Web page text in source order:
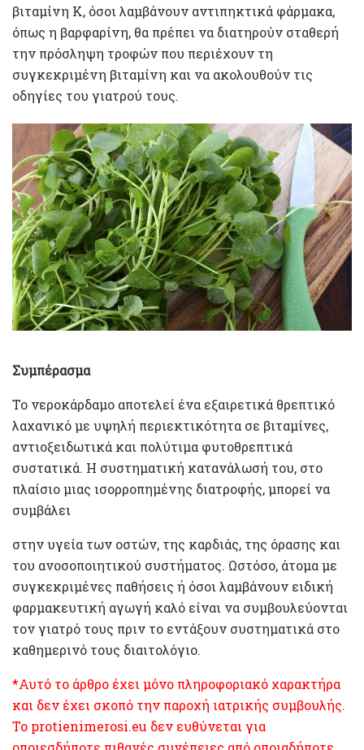
βιταμίνη Κ, όσοι λαμβάνουν αντιπηκτικά φάρμακα,
όπως η βαρφαρίνη, θα πρέπει να διατηρούν σταθερή
την πρόσληψη τροφών που περιέχουν τη
συγκεκριμένη βιταμίνη και να ακολουθούν τις
οδηγίες του γιατρού τους.
Συμπέρασμα
Το νεροκάρδαμο αποτελεί ένα εξαιρετικά θρεπτικό
λαχανικό με υψηλή περιεκτικότητα σε βιταμίνες,
αντιοξειδωτικά και πολύτιμα φυτοθρεπτικά
συστατικά. Η συστηματική κατανάλωσή του, στο
πλαίσιο μιας ισορροπημένης διατροφής, μπορεί να
συμβάλει
στην υγεία των οστών, της καρδιάς, της όρασης και
του ανοσοποιητικού συστήματος. Ωστόσο, άτομα με
συγκεκριμένες παθήσεις ή όσοι λαμβάνουν ειδική
φαρμακευτική αγωγή καλό είναι να συμβουλεύονται
τον γιατρό τους πριν το εντάξουν συστηματικά στο
καθημερινό τους διαιτολόγιο.
*Αυτό το άρθρο έχει μόνο πληροφοριακό χαρακτήρα
και δεν έχει σκοπό την παροχή ιατρικής συμβουλής.
Το protienimerosi.eu δεν ευθύνεται για